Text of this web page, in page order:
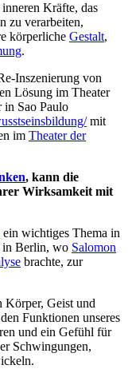
Kräfte, das
zu verarbeiten,
körperliche Gestalt,
.
Inszenierung von
Lösung im Theater
Sao Paulo
mit
im Theater der
, kann die
Wirksamkeit mit
ein wichtiges Thema in
in Berlin, wo Salomon
brachte, zur
Körper, Geist und
Funktionen unseres
und ein Gefühl für
Schwingungen,